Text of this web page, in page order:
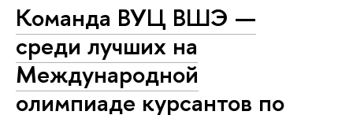
Команда ВУЦ ВШЭ —
среди лучших на
Международной
олимпиаде курсантов по